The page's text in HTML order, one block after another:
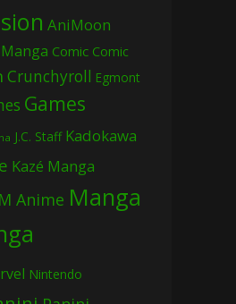
AniMoon
Comic Comic
Crunchyroll Egmont
Games
J.C. Staff Kadokawa
Kazé Manga
Anime Manga
Nintendo